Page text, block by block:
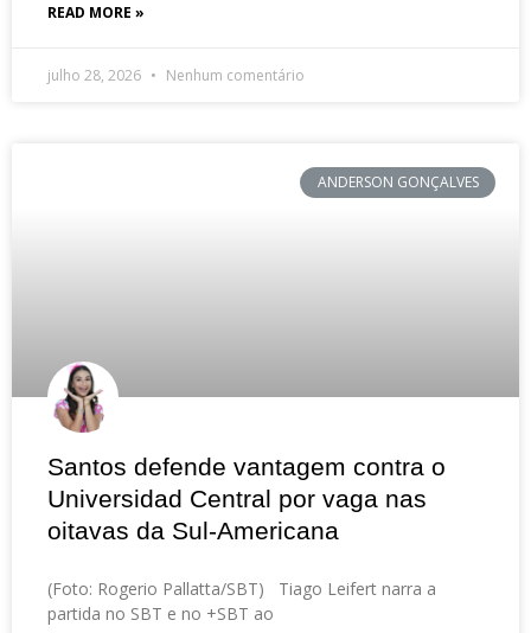
READ MORE »
julho 28, 2026 Nenhum comentário
ANDERSON GONÇALVES
Santos defende vantagem contra o
Universidad Central por vaga nas
oitavas da Sul-Americana
(Foto: Rogerio Pallatta/SBT) Tiago Leifert narra a
partida no SBT e no +SBT ao